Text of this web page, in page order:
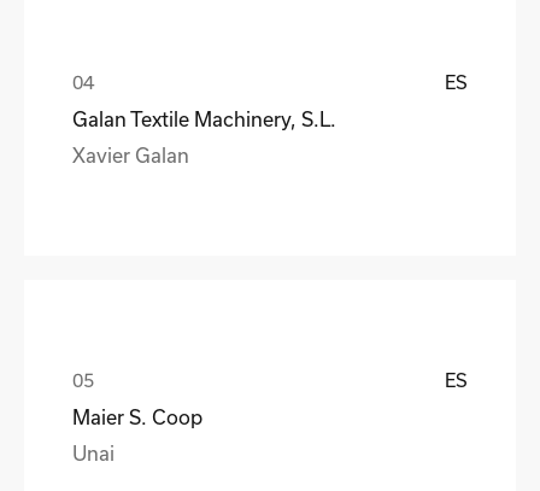
ES
Galan Textile Machinery, S.L.
Xavier Galan
ES
Maier S. Coop
Unai